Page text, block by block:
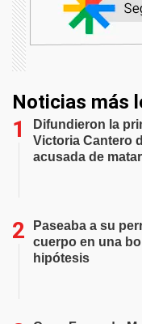
Noticias más
Difundieron la
Victoria Cantero
acusada de
Paseaba a su
cuerpo en una
hipótesis